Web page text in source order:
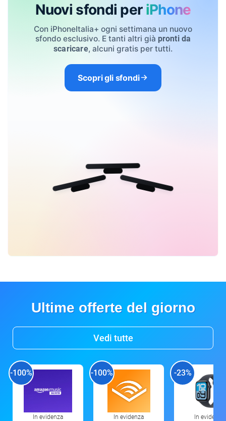
Nuovi sfondi per iPhone
Con iPhoneItalia+ ogni settimana un nuovo
sfondo esclusivo. E tanti altri già pronti da
scaricare, alcuni gratis per tutti.
Scopri gli sfondi
Ultime offerte del giorno
Vedi tutte
-100%
In evidenza
-100%
In evidenza
-23%
In evidenza